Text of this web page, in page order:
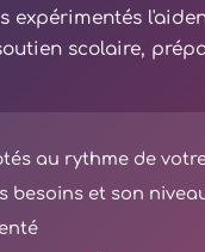
expérimentés
scolaire,
au rythme de
besoins et son